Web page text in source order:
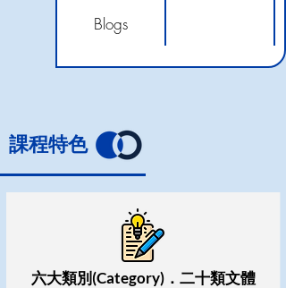
Blogs
課程特色
六大類別(Category)．二十類文體